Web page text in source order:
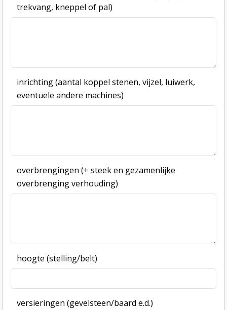
trekvang, kneppel of pal)
inrichting (aantal koppel stenen, vijzel, luiwerk,
eventuele andere machines)
overbrengingen (+ steek en gezamenlijke
overbrenging verhouding)
hoogte (stelling/belt)
versieringen (gevelsteen/baard e.d.)